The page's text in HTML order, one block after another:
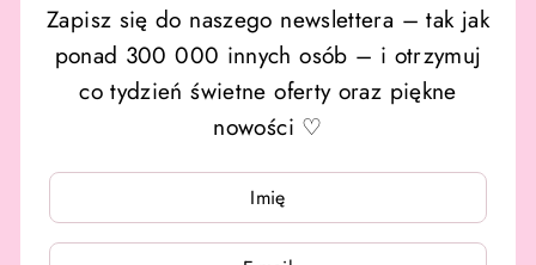
Zapisz się do naszego newslettera – tak jak
ponad 300 000 innych osób – i otrzymuj
co tydzień świetne oferty oraz piękne
nowości ♡
WPISZ
SWÓJ
E-
WPISZ
SWÓJ
E-